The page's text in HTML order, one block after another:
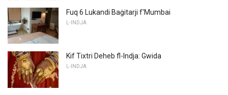
Fuq 6 Lukandi Baġitarji f'Mumbai
L-INDJA
Kif Tixtri Deheb fl-Indja: Gwida
L-INDJA